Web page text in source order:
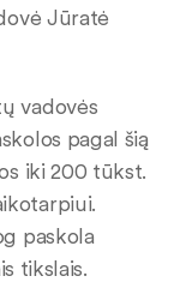
Jūratė
vadovės
pagal šią
iki 200 tūkst.
paskola
tikslais.